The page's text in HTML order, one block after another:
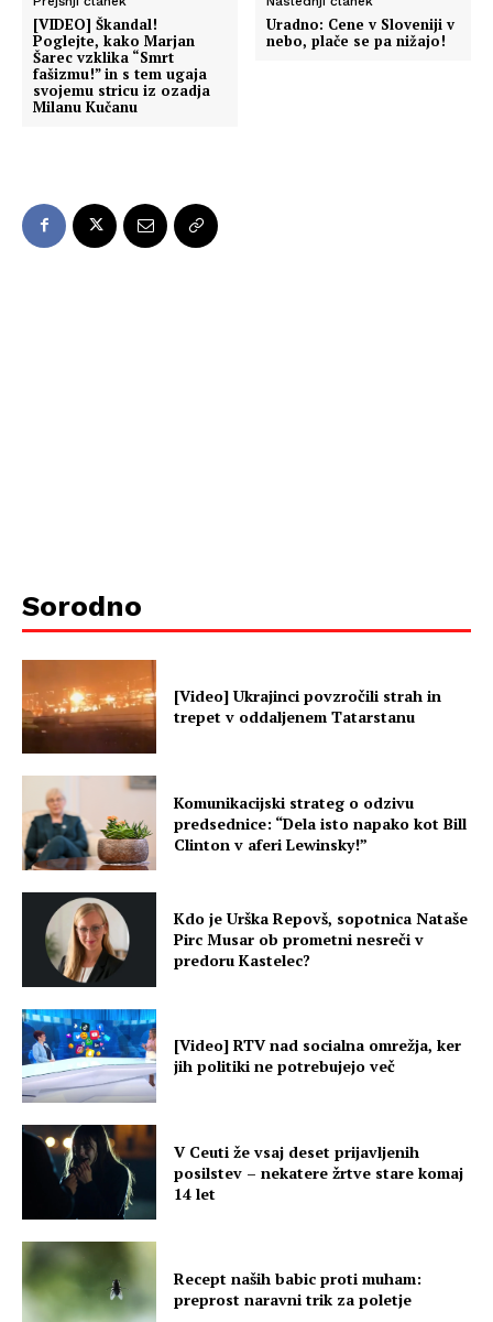
[VIDEO] Škandal!
Poglejte, kako Marjan
Šarec vzklika “Smrt
fašizmu!” in s tem ugaja
svojemu stricu iz ozadja
Milanu Kučanu
Uradno: Cene v Sloveniji v
nebo, plače se pa nižajo!
Sorodno
[Video] Ukrajinci povzročili strah in
trepet v oddaljenem Tatarstanu
Komunikacijski strateg o odzivu
predsednice: “Dela isto napako kot Bill
Clinton v aferi Lewinsky!”
Kdo je Urška Repovš, sopotnica Nataše
Pirc Musar ob prometni nesreči v
predoru Kastelec?
[Video] RTV nad socialna omrežja, ker
jih politiki ne potrebujejo več
V Ceuti že vsaj deset prijavljenih
posilstev – nekatere žrtve stare komaj
14 let
Recept naših babic proti muham:
preprost naravni trik za poletje